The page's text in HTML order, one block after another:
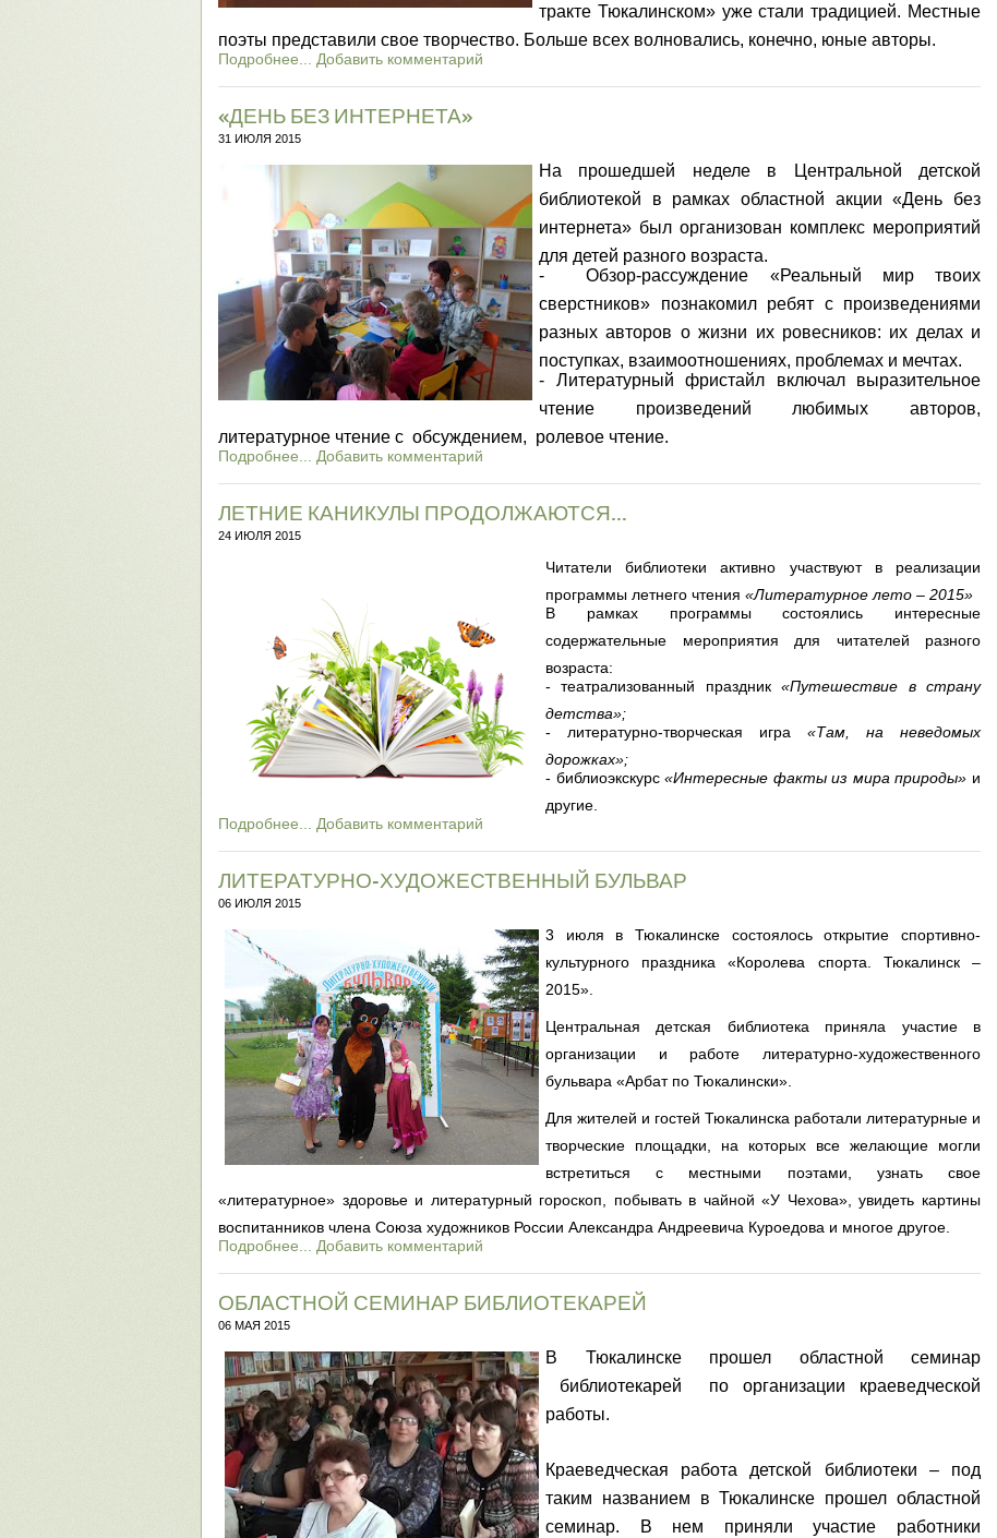
тракте Тюкалинском» уже стали традицией. Местные
поэты представили свое творчество. Больше всех волновались, конечно, юные авторы.
Подробнее... Добавить комментарий
«ДЕНЬ БЕЗ ИНТЕРНЕТА»
31 ИЮЛЯ 2015
На прошедшей неделе в
Центральной детской
библиотекой в рамках областной акции «День без
интернета» был организован комплекс мероприятий
для детей разного возраста.
- Обзор-рассуждение «Реальный мир твоих
сверстников» познакомил ребят с произведениями
разных авторов о жизни их ровесников: их делах и
поступках, взаимоотношениях, проблемах и мечтах.
- Литературный фристайл включал выразительное
чтение произведений любимых авторов,
литературное чтение с обсуждением, ролевое чтение.
Подробнее... Добавить комментарий
ЛЕТНИЕ КАНИКУЛЫ ПРОДОЛЖАЮТСЯ…
24 ИЮЛЯ 2015
Читатели библиотеки активно участвуют в реализации
программы летнего чтения «Литературное лето – 2015»
В рамках программы состоялись интересные
содержательные мероприятия для читателей разного
возраста:
- театрализованный праздник«Путешествие в страну
детства»;
- литературно-творческая игра «Там, на неведомых
дорожках»;
- библиоэкскурс«Интересные факты из мира природы» и
другие.
Подробнее... Добавить комментарий
ЛИТЕРАТУРНО-ХУДОЖЕСТВЕННЫЙ БУЛЬВАР
06 ИЮЛЯ 2015
3 июля в Тюкалинске состоялось открытие спортивно-
культурного праздника «Королева спорта. Тюкалинск –
2015».
Центральная детская библиотека приняла участие в
организации и работе литературно-художественного
бульвара «Арбат по Тюкалински».
Для жителей и гостей Тюкалинска работали литературные и
творческие площадки, на которых все желающие могли
встретиться с местными поэтами, узнать свое
«литературное» здоровье и литературный гороскоп, побывать в чайной «У Чехова», увидеть картины
воспитанников члена Союза художников России Александра Андреевича Куроедова и многое другое.
Подробнее... Добавить комментарий
ОБЛАСТНОЙ СЕМИНАР БИБЛИОТЕКАРЕЙ
06 МАЯ 2015
В Тюкалинске прошел областной семинар
библиотекарей по организации краеведческой
работы.
Краеведческая работа детской библиотеки – под
таким названием в Тюкалинске прошел областной
семинар. В нем приняли участие работники